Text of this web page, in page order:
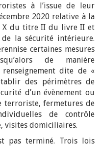
à l’issue de leur
2020 relative à la
X du titre II du livre II et
la sécurité intérieure.
certaines mesures
de manière
dite de «
des périmètres de
d’un évènement ou
terroriste, fermetures de
de contrôle
visites domiciliaires.
pas terminé. Trois lois